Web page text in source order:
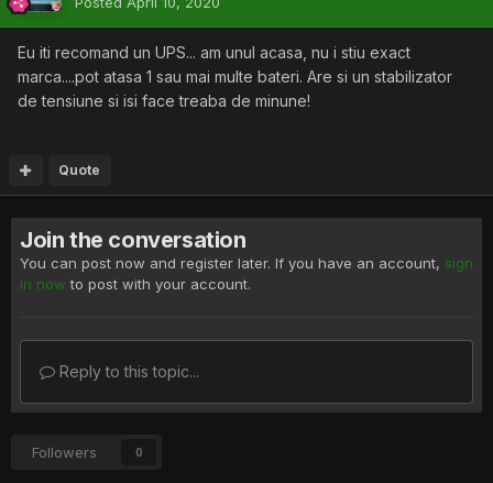
Eu iti recomand un UPS... am unul acasa, nu i stiu exact
marca....pot atasa 1 sau mai multe bateri. Are si un stabilizator
de tensiune si isi face treaba de minune!
Quote
Join the conversation
You can post now and register later. If you have an account, sign
in now to post with your account.
Reply to this topic...
Followers 0